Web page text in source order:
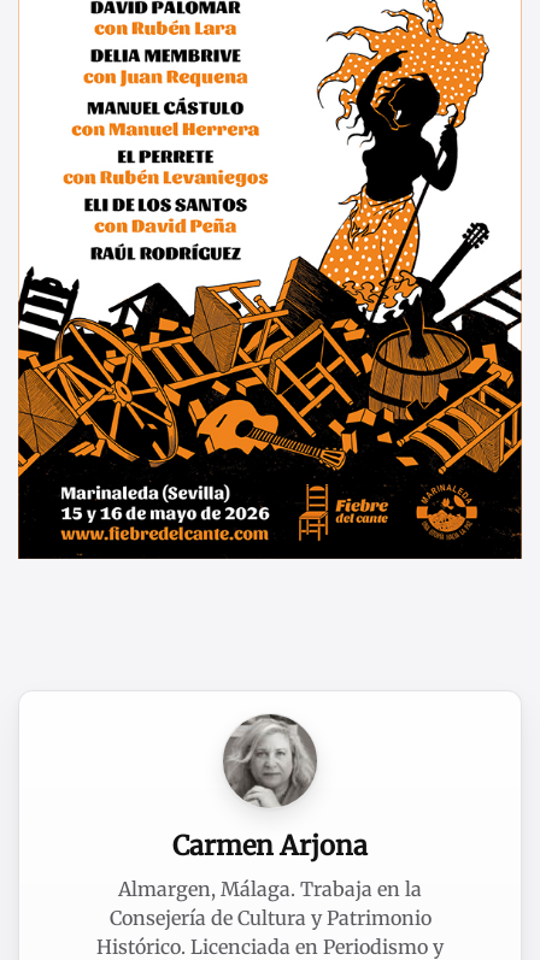
Carmen Arjona
Almargen, Málaga. Trabaja en la
Consejería de Cultura y Patrimonio
Histórico. Licenciada en Periodismo y